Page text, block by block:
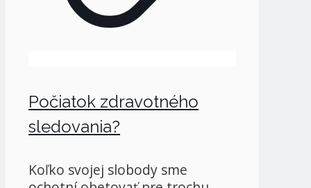
Počiatok zdravotného
sledovania?
Koľko svojej slobody sme